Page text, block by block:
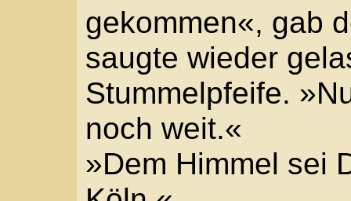
schwerer, und es
Bretterpfad entlang
würde draufpassen,
schief, und der arme
»Nutzt nichts«,
Schritt. »Wird schon